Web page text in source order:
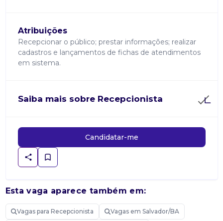
Atribuições
Recepcionar o público; prestar informações; realizar
cadastros e lançamentos de fichas de atendimentos
em sistema.
Saiba mais sobre Recepcionista
Candidatar-me
Esta vaga aparece também em:
Vagas para Recepcionista Vagas em Salvador/BA